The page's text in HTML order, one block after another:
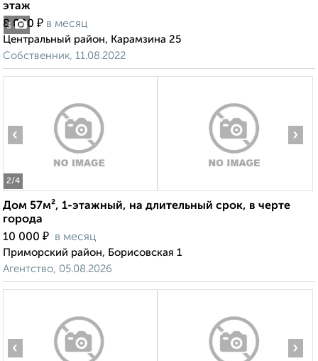
3
этаж
8 000 ₽ в месяц
Центральный район, Карамзина 25
Собственник, 11.08.2022
2/4
‹ ›
Дом 57м², 1-этажный, на длительный срок, в черте
города
10 000 ₽ в месяц
Приморский район, Борисовская 1
Агентство, 05.08.2026
‹ ›